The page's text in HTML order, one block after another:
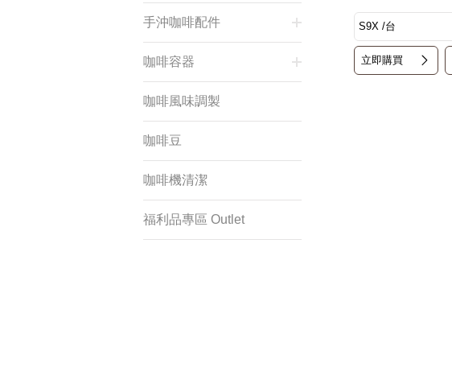
手沖咖啡配件
咖啡容器
咖啡風味調製
咖啡豆
咖啡機清潔
福利品專區 Outlet
立即購買